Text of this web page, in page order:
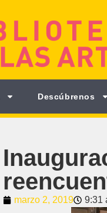
Descúbrenos
marzo 2, 2019 9:31